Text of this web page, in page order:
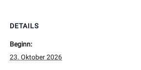
DETAILS
Beginn:
23. Oktober 2026